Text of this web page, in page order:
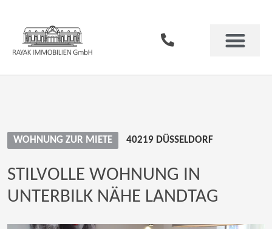
WOHNUNG ZUR MIETE 40219 DÜSSELDORF
STILVOLLE WOHNUNG IN
UNTERBILK NÄHE LANDTAG